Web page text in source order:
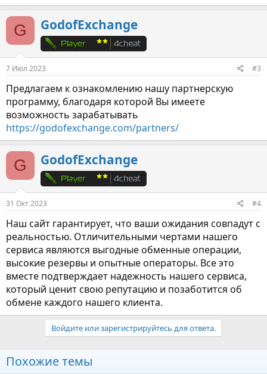
G GodofExchange
7 Июл 2023 #3
Предлагаем к ознакомлению нашу партнерскую
программу, благодаря которой Вы имеете
возможность зарабатывать
https://godofexchange.com/partners/
G GodofExchange
31 Окт 2023 #4
Наш сайт гарантирует, что ваши ожидания совпадут с
реальностью. Отличительными чертами нашего
сервиса являются выгодные обменные операции,
высокие резервы и опытные операторы. Все это
вместе подтверждает надежность нашего сервиса,
который ценит свою репутацию и позаботится об
обмене каждого нашего клиента.
Войдите или зарегистрируйтесь для ответа.
Похожие темы